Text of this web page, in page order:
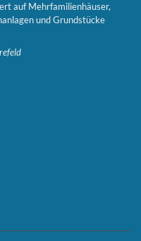
auf Mehrfamilienhäuser,
und Grundstücke